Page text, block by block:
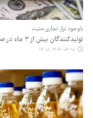
باوجود تراز تجاری مثبت
تولیدکنندگان بیش از ۳ ماه در صف دریافت ارز می‌مانند!
۱۴۰۴-۰۶-۱۸ ۱۴:۱۸